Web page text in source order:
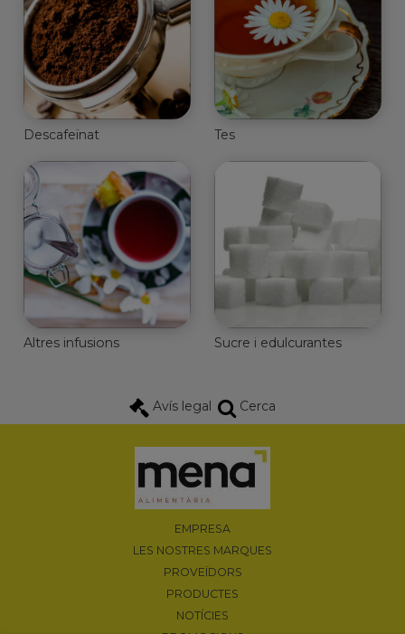
Descafeïnat Tes
Altres infusions Sucre i edulcurantes
Avís legal Cerca
EMPRESA
LES NOSTRES MARQUES
PROVEÏDORS
PRODUCTES
NOTÍCIES